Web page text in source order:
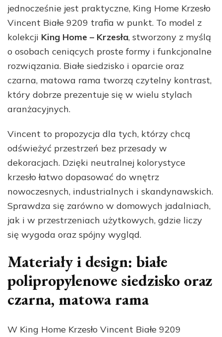
jednocześnie jest praktyczne, King Home Krzesło
Vincent Białe 9209 trafia w punkt. To model z
kolekcji King Home – Krzesła, stworzony z myślą
o osobach ceniących proste formy i funkcjonalne
rozwiązania. Białe siedzisko i oparcie oraz
czarna, matowa rama tworzą czytelny kontrast,
który dobrze prezentuje się w wielu stylach
aranżacyjnych.
Vincent to propozycja dla tych, którzy chcą
odświeżyć przestrzeń bez przesady w
dekoracjach. Dzięki neutralnej kolorystyce
krzesło łatwo dopasować do wnętrz
nowoczesnych, industrialnych i skandynawskich.
Sprawdza się zarówno w domowych jadalniach,
jak i w przestrzeniach użytkowych, gdzie liczy
się wygoda oraz spójny wygląd.
Materiały i design: białe
polipropylenowe siedzisko oraz
czarna, matowa rama
W King Home Krzesło Vincent Białe 9209